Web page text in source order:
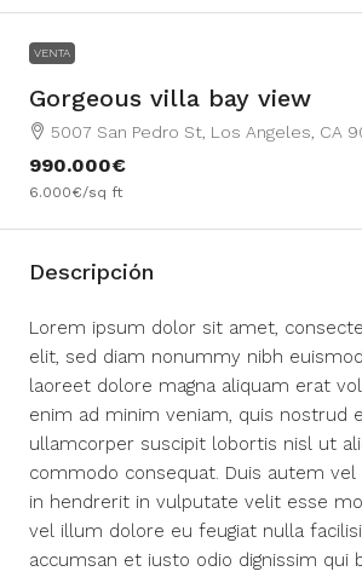
VENTA
Gorgeous villa bay view
5007 San Pedro St, Los Angeles, CA
990.000€
6.000€/sq ft
Descripción
Lorem ipsum dolor sit amet,
elit, sed diam nonummy nibh
laoreet dolore magna aliquam erat
enim ad minim veniam, quis nostrud
ullamcorper suscipit lobortis nisl ut
commodo consequat. Duis autem
in hendrerit in vulputate velit esse
vel illum dolore eu feugiat nulla
accumsan et iusto odio dignissim qui